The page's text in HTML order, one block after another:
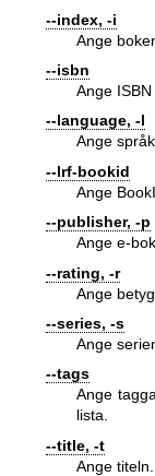
--index, -i
Ange
--isbn
Ange ISBN
--language, -l
Ange
--lrf-bookid
Ange
--publisher, -p
Ange e-
--rating, -r
Ange
--series, -s
Ange
--tags
Ange
lista.
--title, -t
Ange titeln.